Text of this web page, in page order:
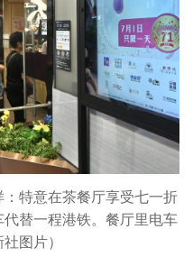
特意在茶餐厅享受七一折
替一程港铁。餐厅里电车
图片）